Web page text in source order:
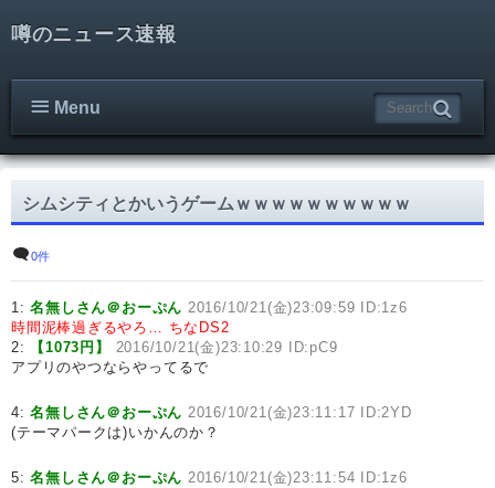
噂のニュース速報
Menu
シムシティとかいうゲームｗｗｗｗｗｗｗｗｗｗ
0件
1:名無しさん＠おーぷん 2016/10/21(金)23:09:59 ID:1z6
時間泥棒過ぎるやろ… ちなDS2
2:
【1073円】
2016/10/21(金)23:10:29 ID:pC9
アプリのやつならやってるで
4:名無しさん＠おーぷん 2016/10/21(金)23:11:17 ID:2YD
(テーマパークは)いかんのか？
5:名無しさん＠おーぷん 2016/10/21(金)23:11:54 ID:1z6